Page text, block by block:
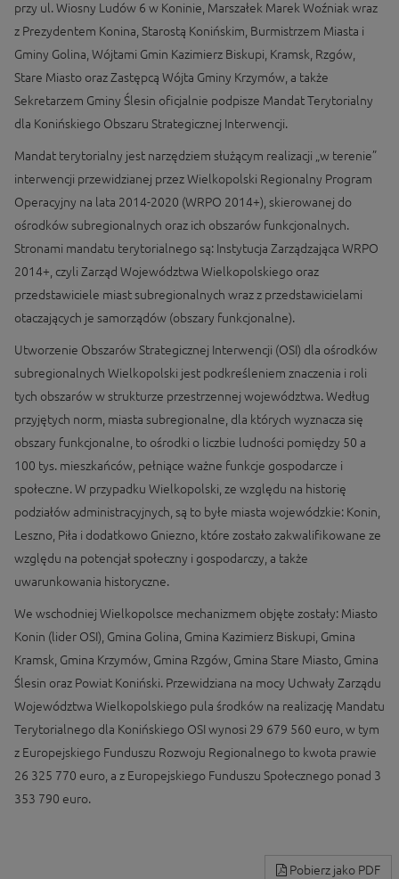
przy ul. Wiosny Ludów 6 w Koninie, Marszałek Marek Woźniak wraz
z Prezydentem Konina, Starostą Konińskim, Burmistrzem Miasta i
Gminy Golina, Wójtami Gmin Kazimierz Biskupi, Kramsk, Rzgów,
Stare Miasto oraz Zastępcą Wójta Gminy Krzymów, a także
Sekretarzem Gminy Ślesin oficjalnie podpisze Mandat Terytorialny
dla Konińskiego Obszaru Strategicznej Interwencji.
Mandat terytorialny jest narzędziem służącym realizacji „w terenie”
interwencji przewidzianej przez Wielkopolski Regionalny Program
Operacyjny na lata 2014-2020 (WRPO 2014+), skierowanej do
ośrodków subregionalnych oraz ich obszarów funkcjonalnych.
Stronami mandatu terytorialnego są: Instytucja Zarządzająca WRPO
2014+, czyli Zarząd Województwa Wielkopolskiego oraz
przedstawiciele miast subregionalnych wraz z przedstawicielami
otaczających je samorządów (obszary funkcjonalne).
Utworzenie Obszarów Strategicznej Interwencji (OSI) dla ośrodków
subregionalnych Wielkopolski jest podkreśleniem znaczenia i roli
tych obszarów w strukturze przestrzennej województwa. Według
przyjętych norm, miasta subregionalne, dla których wyznacza się
obszary funkcjonalne, to ośrodki o liczbie ludności pomiędzy 50 a
100 tys. mieszkańców, pełniące ważne funkcje gospodarcze i
społeczne. W przypadku Wielkopolski, ze względu na historię
podziałów administracyjnych, są to byłe miasta wojewódzkie: Konin,
Leszno, Piła i dodatkowo Gniezno, które zostało zakwalifikowane ze
względu na potencjał społeczny i gospodarczy, a także
uwarunkowania historyczne.
We wschodniej Wielkopolsce mechanizmem objęte zostały: Miasto
Konin (lider OSI), Gmina Golina, Gmina Kazimierz Biskupi, Gmina
Kramsk, Gmina Krzymów, Gmina Rzgów, Gmina Stare Miasto, Gmina
Ślesin oraz Powiat Koniński. Przewidziana na mocy Uchwały Zarządu
Województwa Wielkopolskiego pula środków na realizację Mandatu
Terytorialnego dla Konińskiego OSI wynosi 29 679 560 euro, w tym
z Europejskiego Funduszu Rozwoju Regionalnego to kwota prawie
26 325 770 euro, a z Europejskiego Funduszu Społecznego ponad 3
353 790 euro.
Pobierz jako PDF